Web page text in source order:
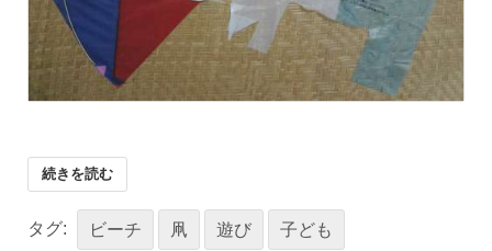
続きを読む
タグ: ビーチ 凧 遊び 子ども